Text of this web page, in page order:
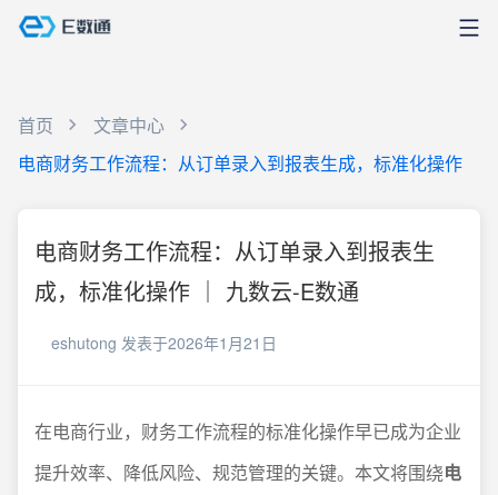
首页
文章中心
电商财务工作流程：从订单录入到报表生成，标准化操作
电商财务工作流程：从订单录入到报表生
成，标准化操作 ｜ 九数云-E数通
eshutong 发表于2026年1月21日
在电商行业，财务工作流程的标准化操作早已成为企业
提升效率、降低风险、规范管理的关键。本文将围绕电